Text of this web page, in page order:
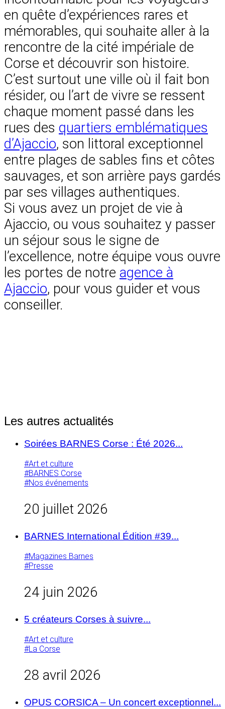
en quête d’expériences rares et
mémorables, qui souhaite aller à la
rencontre de la cité impériale de
Corse et découvrir son histoire.
C’est surtout une ville où il fait bon
résider, ou l’art de vivre se ressent
chaque moment passé dans les
rues des quartiers emblématiques
d’Ajaccio, son littoral exceptionnel
entre plages de sables fins et côtes
sauvages, et son arrière pays gardés
par ses villages authentiques.
Si vous avez un projet de vie à
Ajaccio, ou vous souhaitez y passer
un séjour sous le signe de
l’excellence, notre équipe vous ouvre
les portes de notre agence à
Ajaccio, pour vous guider et vous
conseiller.
Les autres actualités
Soirées BARNES Corse : Été 2026...
#Art et culture
#BARNES Corse
#Nos événements
20 juillet 2026
BARNES International Édition #39...
#Magazines Barnes
#Presse
24 juin 2026
5 créateurs Corses à suivre...
#Art et culture
#La Corse
28 avril 2026
OPUS CORSICA – Un concert exceptionnel...